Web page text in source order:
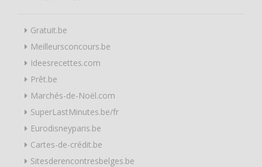
Gratuit.be
Meilleursconcours.be
Ideesrecettes.com
Prêt.be
Marchés-de-Noël.com
SuperLastMinutes.be/fr
Eurodisneyparis.be
Cartes-de-crédit.be
Sitesderencontresbelges.be